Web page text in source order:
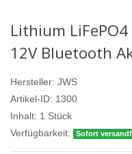
Lithium
12V Bluetooth
Hersteller: JWS
Artikel-ID: 1300
Inhalt: 1 Stück
Verfügbarkeit:
Sofort